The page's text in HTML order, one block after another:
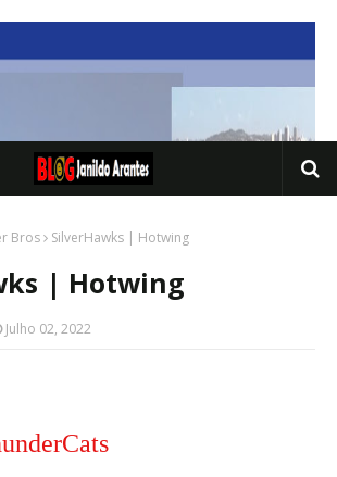
Bros SilverHawks | Hotwing
| Hotwing
Julho 02, 2022